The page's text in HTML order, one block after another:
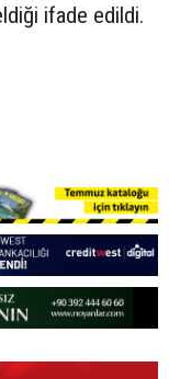
ifade edildi.